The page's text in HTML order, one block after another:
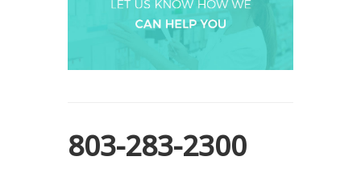
803-283-2300